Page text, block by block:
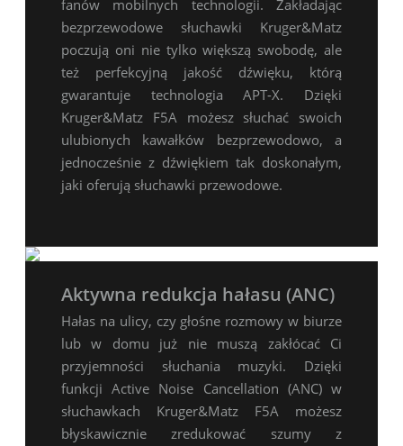
fanów mobilnych technologii. Zakładając
bezprzewodowe słuchawki Kruger&Matz
poczują oni nie tylko większą swobodę, ale
też perfekcyjną jakość dźwięku, którą
gwarantuje technologia APT-X. Dzięki
Kruger&Matz F5A możesz słuchać swoich
ulubionych kawałków bezprzewodowo, a
jednocześnie z dźwiękiem tak doskonałym,
jaki oferują słuchawki przewodowe.
Aktywna redukcja hałasu (ANC)
Hałas na ulicy, czy głośne rozmowy w biurze
lub w domu już nie muszą zakłócać Ci
przyjemności słuchania muzyki. Dzięki
funkcji Active Noise Cancellation (ANC) w
słuchawkach Kruger&Matz F5A możesz
błyskawicznie zredukować szumy z